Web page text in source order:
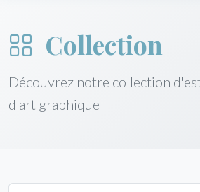
Collection
Découvrez notre collection
d'art graphique